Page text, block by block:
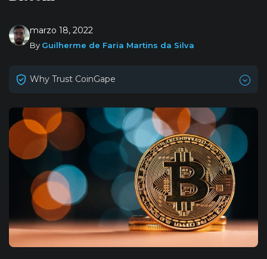
marzo 18, 2022
By Guilherme de Faria Martins da Silva
Why Trust CoinGape